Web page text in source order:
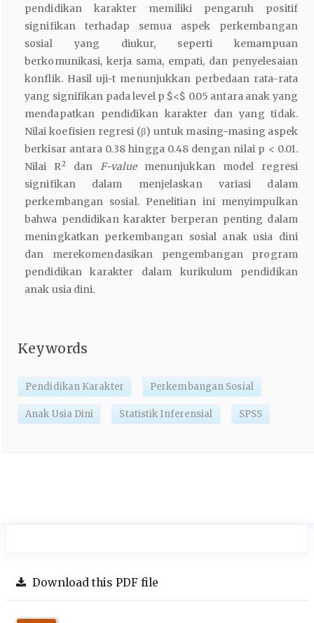
pendidikan karakter memiliki pengaruh positif
signifikan terhadap semua aspek perkembangan
sosial yang diukur, seperti kemampuan
berkomunikasi, kerja sama, empati, dan penyelesaian
konflik. Hasil uji-t menunjukkan perbedaan rata-rata
yang signifikan pada level p $<$ 0.05 antara anak yang
mendapatkan pendidikan karakter dan yang tidak.
Nilai koefisien regresi (β) untuk masing-masing aspek
berkisar antara 0.38 hingga 0.48 dengan nilai p < 0.01.
Nilai R2danF-valuemenunjukkan model regresi
signifikan dalam menjelaskan variasi dalam
perkembangan sosial. Penelitian ini menyimpulkan
bahwa pendidikan karakter berperan penting dalam
meningkatkan perkembangan sosial anak usia dini
dan merekomendasikan pengembangan program
pendidikan karakter dalam kurikulum pendidikan
anak usia dini.
Keywords
Pendidikan Karakter Perkembangan Sosial
Anak Usia Dini Statistik Inferensial SPSS
Download this PDF file